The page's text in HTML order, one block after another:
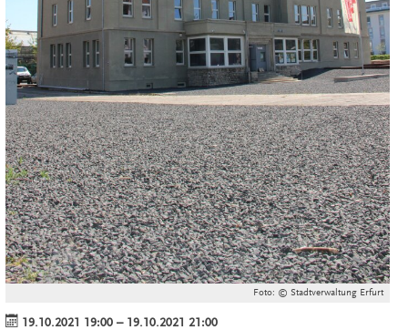
Foto: © Stadtverwaltung Erfurt
19.10.2021 19:00 – 19.10.2021 21:00